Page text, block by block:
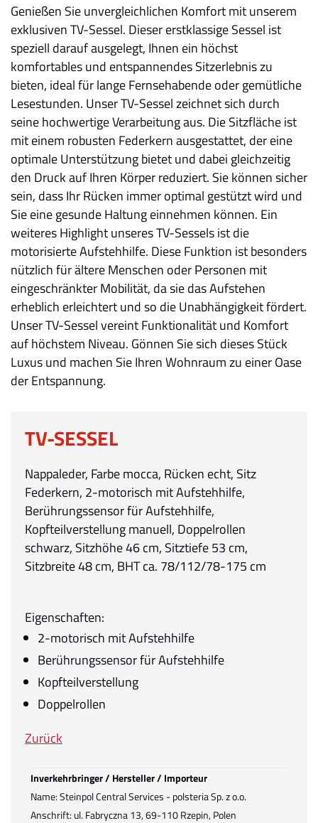
Genießen Sie unvergleichlichen Komfort mit unserem
exklusiven TV-Sessel. Dieser erstklassige Sessel ist
speziell darauf ausgelegt, Ihnen ein höchst
komfortables und entspannendes Sitzerlebnis zu
bieten, ideal für lange Fernsehabende oder gemütliche
Lesestunden. Unser TV-Sessel zeichnet sich durch
seine hochwertige Verarbeitung aus. Die Sitzfläche ist
mit einem robusten Federkern ausgestattet, der eine
optimale Unterstützung bietet und dabei gleichzeitig
den Druck auf Ihren Körper reduziert. Sie können sicher
sein, dass Ihr Rücken immer optimal gestützt wird und
Sie eine gesunde Haltung einnehmen können. Ein
weiteres Highlight unseres TV-Sessels ist die
motorisierte Aufstehhilfe. Diese Funktion ist besonders
nützlich für ältere Menschen oder Personen mit
eingeschränkter Mobilität, da sie das Aufstehen
erheblich erleichtert und so die Unabhängigkeit fördert.
Unser TV-Sessel vereint Funktionalität und Komfort
auf höchstem Niveau. Gönnen Sie sich dieses Stück
Luxus und machen Sie Ihren Wohnraum zu einer Oase
der Entspannung.
TV-SESSEL
Nappaleder, Farbe mocca, Rücken echt, Sitz
Federkern, 2-motorisch mit Aufstehhilfe,
Berührungssensor für Aufstehhilfe,
Kopfteilverstellung manuell, Doppelrollen
schwarz, Sitzhöhe 46 cm, Sitztiefe 53 cm,
Sitzbreite 48 cm, BHT ca. 78/112/78-175 cm
Eigenschaften:
2-motorisch mit Aufstehhilfe
Berührungssensor für Aufstehhilfe
Kopfteilverstellung
Doppelrollen
Zurück
Inverkehrbringer / Hersteller / Importeur
Name: Steinpol Central Services - polsteria Sp. z o.o.
Anschrift: ul. Fabryczna 13, 69-110 Rzepin, Polen